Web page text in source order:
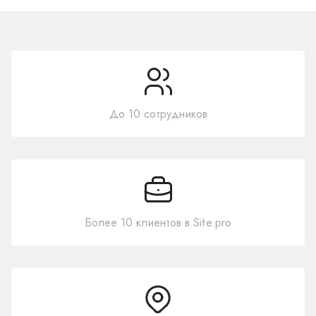
До 10 сотрудников
Более 10 клиентов в Site.pro